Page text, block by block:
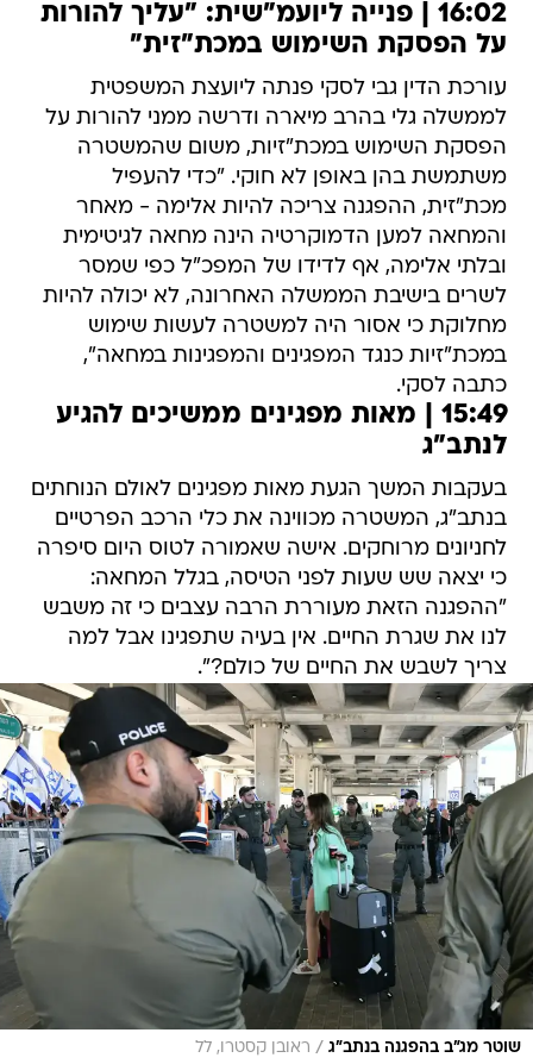
16:02 | פנייה ליועמ"שית: "עליך להורות
על הפסקת השימוש במכת"זית"
עורכת הדין גבי לסקי פנתה ליועצת המשפטית
לממשלה גלי בהרב מיארה ודרשה ממני להורות על
הפסקת השימוש במכת"זיות, משום שהמשטרה
משתמשת בהן באופן לא חוקי. "כדי להעפיל
מכת"זית, ההפגנה צריכה להיות אלימה - מאחר
והמחאה למען הדמוקרטיה הינה מחאה לגיטימית
ובלתי אלימה, אף לדידו של המפכ"ל כפי שמסר
לשרים בישיבת הממשלה האחרונה, לא יכולה להיות
מחלוקת כי אסור היה למשטרה לעשות שימוש
במכת"זיות כנגד המפגינים והמפגינות במחאה",
כתבה לסקי.
15:49 | מאות מפגינים ממשיכים להגיע
לנתב"ג
בעקבות המשך הגעת מאות מפגינים לאולם הנוחתים
בנתב"ג, המשטרה מכווינה את כלי הרכב הפרטיים
לחניונים מרוחקים. אישה שאמורה לטוס היום סיפרה
כי יצאה שש שעות לפני הטיסה, בגלל המחאה:
"ההפגנה הזאת מעוררת הרבה עצבים כי זה משבש
לנו את שגרת החיים. אין בעיה שתפגינו אבל למה
צריך לשבש את החיים של כולם?".
שוטר מג"ב בהפגנה בנתב"ג / ראובן קסטרו, לל